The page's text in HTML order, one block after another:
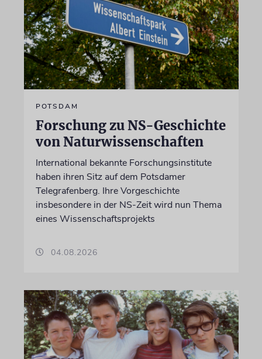
POTSDAM
Forschung zu NS-Geschichte
von Naturwissenschaften
International bekannte Forschungsinstitute
haben ihren Sitz auf dem Potsdamer
Telegrafenberg. Ihre Vorgeschichte
insbesondere in der NS-Zeit wird nun Thema
eines Wissenschaftsprojekts
04.08.2026